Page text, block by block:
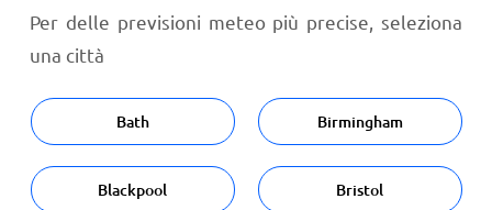
Per delle previsioni meteo più precise, seleziona
una città
Bath Birmingham
Blackpool Bristol